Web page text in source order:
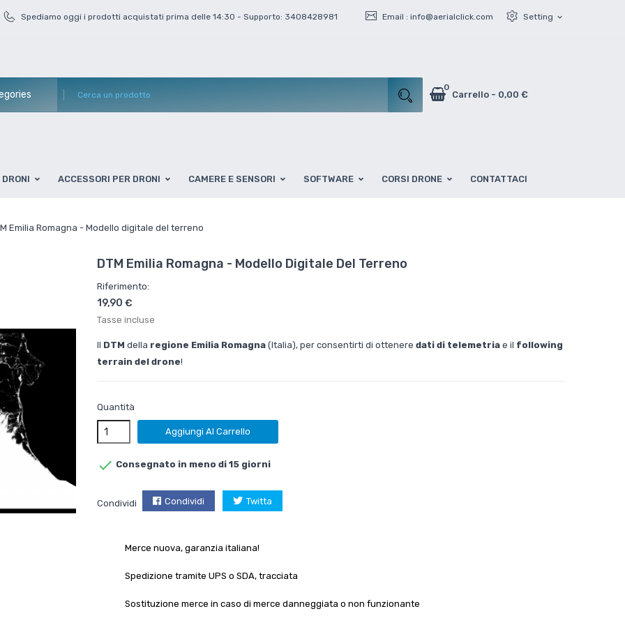
Setting expand_more
Spediamo oggi i prodotti acquistati prima delle 14:30 - Supporto: 3408428981 Email : info@aerialclick.com
Carrello
0
- 0,00 €
DRONI ACCESSORI PER DRONI CAMERE E SENSORI SOFTWARE CORSI DRONE CONTATTACI
Emilia Romagna - Modello digitale del terreno
DTM Emilia Romagna - Modello Digitale Del Terreno
Riferimento:
19,90 €
Tasse incluse
Il DTM della regione Emilia Romagna (Italia), per consentirti di ottenere dati di telemetria e il following
terrain del drone!
Quantità
Aggiungi Al Carrello
 Consegnato in meno di 15 giorni
Condividi Condividi Twitta
Merce nuova, garanzia italiana!
Spedizione tramite UPS o SDA, tracciata
Sostituzione merce in caso di merce danneggiata o non funzionante